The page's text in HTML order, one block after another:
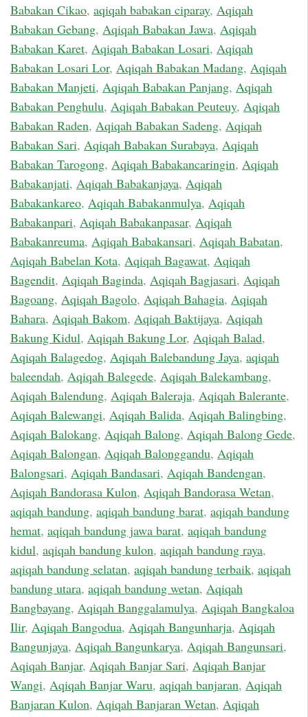
Babakan Cikao, aqiqah babakan ciparay, Aqiqah
Babakan Gebang, Aqiqah Babakan Jawa, Aqiqah
Babakan Karet, Aqiqah Babakan Losari, Aqiqah
Babakan Losari Lor, Aqiqah Babakan Madang, Aqiqah
Babakan Manjeti, Aqiqah Babakan Panjang, Aqiqah
Babakan Penghulu, Aqiqah Babakan Peuteuy, Aqiqah
Babakan Raden, Aqiqah Babakan Sadeng, Aqiqah
Babakan Sari, Aqiqah Babakan Surabaya, Aqiqah
Babakan Tarogong, Aqiqah Babakancaringin, Aqiqah
Babakanjati, Aqiqah Babakanjaya, Aqiqah
Babakankareo, Aqiqah Babakanmulya, Aqiqah
Babakanpari, Aqiqah Babakanpasar, Aqiqah
Babakanreuma, Aqiqah Babakansari, Aqiqah Babatan,
Aqiqah Babelan Kota, Aqiqah Bagawat, Aqiqah
Bagendit, Aqiqah Baginda, Aqiqah Bagjasari, Aqiqah
Bagoang, Aqiqah Bagolo, Aqiqah Bahagia, Aqiqah
Bahara, Aqiqah Bakom, Aqiqah Baktijaya, Aqiqah
Bakung Kidul, Aqiqah Bakung Lor, Aqiqah Balad,
Aqiqah Balagedog, Aqiqah Balebandung Jaya, aqiqah
baleendah, Aqiqah Balegede, Aqiqah Balekambang,
Aqiqah Balendung, Aqiqah Baleraja, Aqiqah Balerante,
Aqiqah Balewangi, Aqiqah Balida, Aqiqah Balingbing,
Aqiqah Balokang, Aqiqah Balong, Aqiqah Balong Gede,
Aqiqah Balongan, Aqiqah Balonggandu, Aqiqah
Balongsari, Aqiqah Bandasari, Aqiqah Bandengan,
Aqiqah Bandorasa Kulon, Aqiqah Bandorasa Wetan,
aqiqah bandung, aqiqah bandung barat, aqiqah bandung
hemat, aqiqah bandung jawa barat, aqiqah bandung
kidul, aqiqah bandung kulon, aqiqah bandung raya,
aqiqah bandung selatan, aqiqah bandung terbaik, aqiqah
bandung utara, aqiqah bandung wetan, Aqiqah
Bangbayang, Aqiqah Banggalamulya, Aqiqah Bangkaloa
Ilir, Aqiqah Bangodua, Aqiqah Bangunharja, Aqiqah
Bangunjaya, Aqiqah Bangunkarya, Aqiqah Bangunsari,
Aqiqah Banjar, Aqiqah Banjar Sari, Aqiqah Banjar
Wangi, Aqiqah Banjar Waru, aqiqah banjaran, Aqiqah
Banjaran Kulon, Aqiqah Banjaran Wetan, Aqiqah